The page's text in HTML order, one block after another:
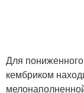
Для
кембриком